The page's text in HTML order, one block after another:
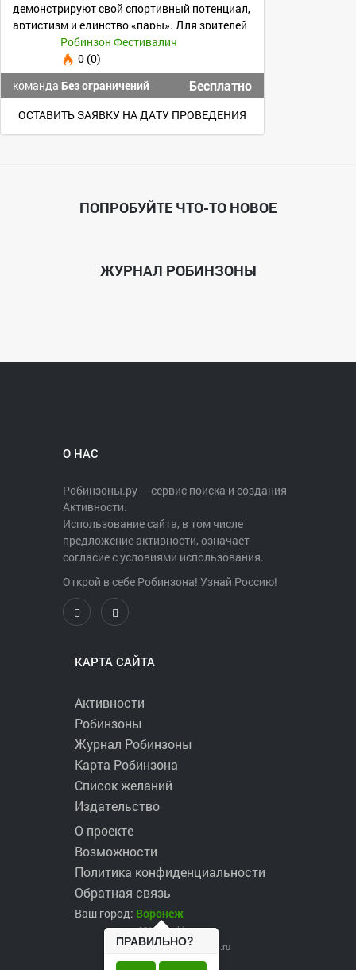
демонстрируют свой спортивный потенциал,
артистизм и единство «пары». Для зрителей
вход бесплатныйРобинзон Фестивалич
0 (0)
команда Без ограничений Бесплатно
ОСТАВИТЬ ЗАЯВКУ НА ДАТУ ПРОВЕДЕНИЯ
ПОПРОБУЙТЕ ЧТО-ТО НОВОЕ
ЖУРНАЛ РОБИНЗОНЫ
О НАС
Робинзоны.ру — сервис поиска и создания
Активности.
Использование сайта, в том числе
предложение активности, означает
согласие с условиями использования.
Открой в себе Робинзона! Узнай Россию!
КАРТА САЙТА
Активности
Робинзоны
Журнал Робинзоны
Карта Робинзона
Список желаний
Издательство
О проекте
Возможности
Политика конфиденциальности
Обратная связь
Ваш город: Воронеж
ПРАВИЛЬНО?
2017 ©robinzons.ru
robinzons@robinzons.ru